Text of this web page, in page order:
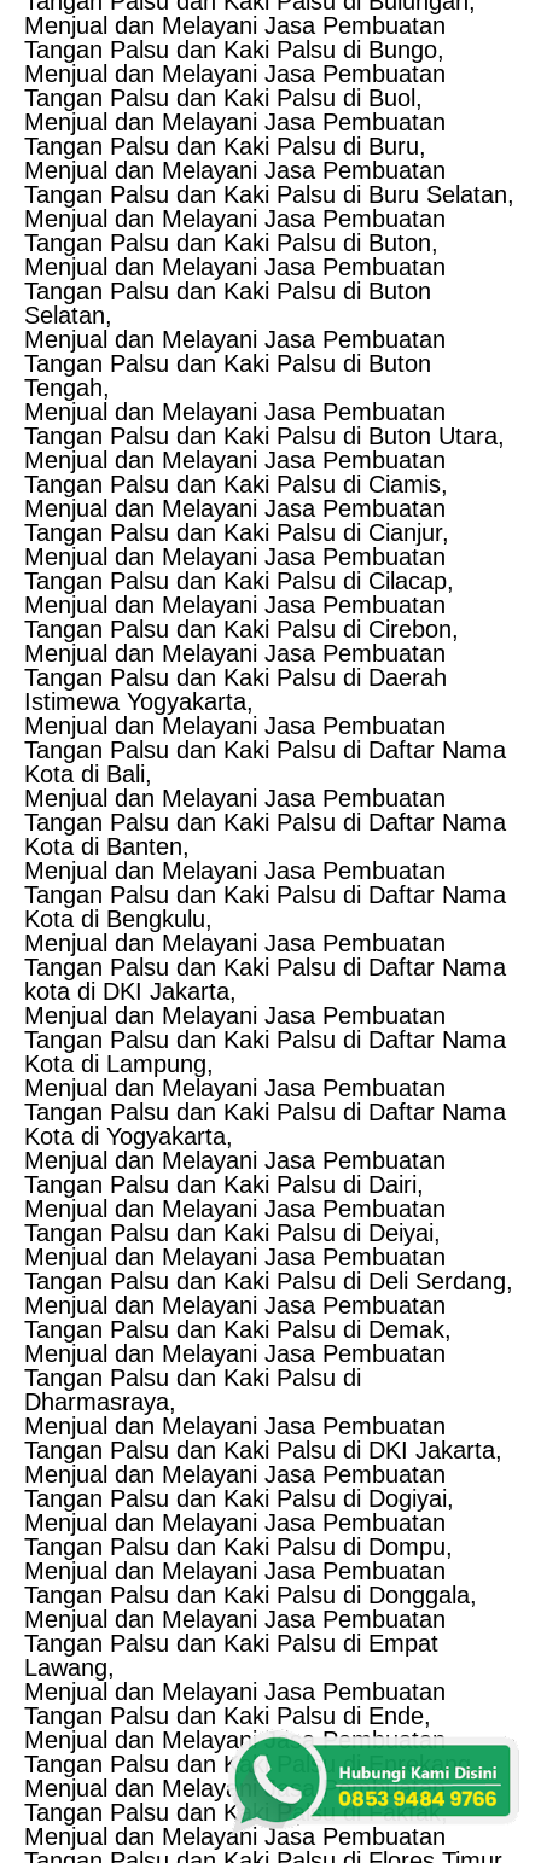
Menjual dan Melayani Jasa Pembuatan
Tangan Palsu dan Kaki Palsu di Bungo,
Menjual dan Melayani Jasa Pembuatan
Tangan Palsu dan Kaki Palsu di Buol,
Menjual dan Melayani Jasa Pembuatan
Tangan Palsu dan Kaki Palsu di Buru,
Menjual dan Melayani Jasa Pembuatan
Tangan Palsu dan Kaki Palsu di Buru Selatan,
Menjual dan Melayani Jasa Pembuatan
Tangan Palsu dan Kaki Palsu di Buton,
Menjual dan Melayani Jasa Pembuatan
Tangan Palsu dan Kaki Palsu di Buton
Selatan,
Menjual dan Melayani Jasa Pembuatan
Tangan Palsu dan Kaki Palsu di Buton
Tengah,
Menjual dan Melayani Jasa Pembuatan
Tangan Palsu dan Kaki Palsu di Buton Utara,
Menjual dan Melayani Jasa Pembuatan
Tangan Palsu dan Kaki Palsu di Ciamis,
Menjual dan Melayani Jasa Pembuatan
Tangan Palsu dan Kaki Palsu di Cianjur,
Menjual dan Melayani Jasa Pembuatan
Tangan Palsu dan Kaki Palsu di Cilacap,
Menjual dan Melayani Jasa Pembuatan
Tangan Palsu dan Kaki Palsu di Cirebon,
Menjual dan Melayani Jasa Pembuatan
Tangan Palsu dan Kaki Palsu di Daerah
Istimewa Yogyakarta,
Menjual dan Melayani Jasa Pembuatan
Tangan Palsu dan Kaki Palsu di Daftar Nama
Kota di Bali,
Menjual dan Melayani Jasa Pembuatan
Tangan Palsu dan Kaki Palsu di Daftar Nama
Kota di Banten,
Menjual dan Melayani Jasa Pembuatan
Tangan Palsu dan Kaki Palsu di Daftar Nama
Kota di Bengkulu,
Menjual dan Melayani Jasa Pembuatan
Tangan Palsu dan Kaki Palsu di Daftar Nama
kota di DKI Jakarta,
Menjual dan Melayani Jasa Pembuatan
Tangan Palsu dan Kaki Palsu di Daftar Nama
Kota di Lampung,
Menjual dan Melayani Jasa Pembuatan
Tangan Palsu dan Kaki Palsu di Daftar Nama
Kota di Yogyakarta,
Menjual dan Melayani Jasa Pembuatan
Tangan Palsu dan Kaki Palsu di Dairi,
Menjual dan Melayani Jasa Pembuatan
Tangan Palsu dan Kaki Palsu di Deiyai,
Menjual dan Melayani Jasa Pembuatan
Tangan Palsu dan Kaki Palsu di Deli Serdang,
Menjual dan Melayani Jasa Pembuatan
Tangan Palsu dan Kaki Palsu di Demak,
Menjual dan Melayani Jasa Pembuatan
Tangan Palsu dan Kaki Palsu di
Dharmasraya,
Menjual dan Melayani Jasa Pembuatan
Tangan Palsu dan Kaki Palsu di DKI Jakarta,
Menjual dan Melayani Jasa Pembuatan
Tangan Palsu dan Kaki Palsu di Dogiyai,
Menjual dan Melayani Jasa Pembuatan
Tangan Palsu dan Kaki Palsu di Dompu,
Menjual dan Melayani Jasa Pembuatan
Tangan Palsu dan Kaki Palsu di Donggala,
Menjual dan Melayani Jasa Pembuatan
Tangan Palsu dan Kaki Palsu di Empat
Lawang,
Menjual dan Melayani Jasa Pembuatan
Tangan Palsu dan Kaki Palsu di Ende,
Menjual dan Melayani Jasa Pembuatan
Tangan Palsu dan Kaki Palsu di Enrekang,
Menjual dan Melayani Jasa Pembuatan
Tangan Palsu dan Kaki Palsu di Fakfak,
Menjual dan Melayani Jasa Pembuatan